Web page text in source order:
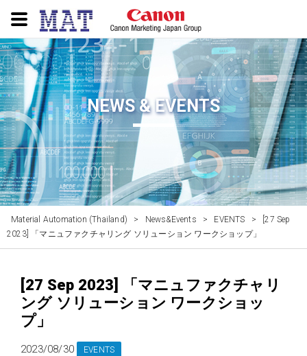
NEWS & EVENTS
Material Automation (Thailand) > News&Events > EVENTS >
[27 Sep
2023] 「マニュファクチャリング ソリューション ワークショップ」
[27 Sep 2023] 「マニュファクチャリ
ング ソリューション ワークショッ
プ」
2023/08/30 EVENTS